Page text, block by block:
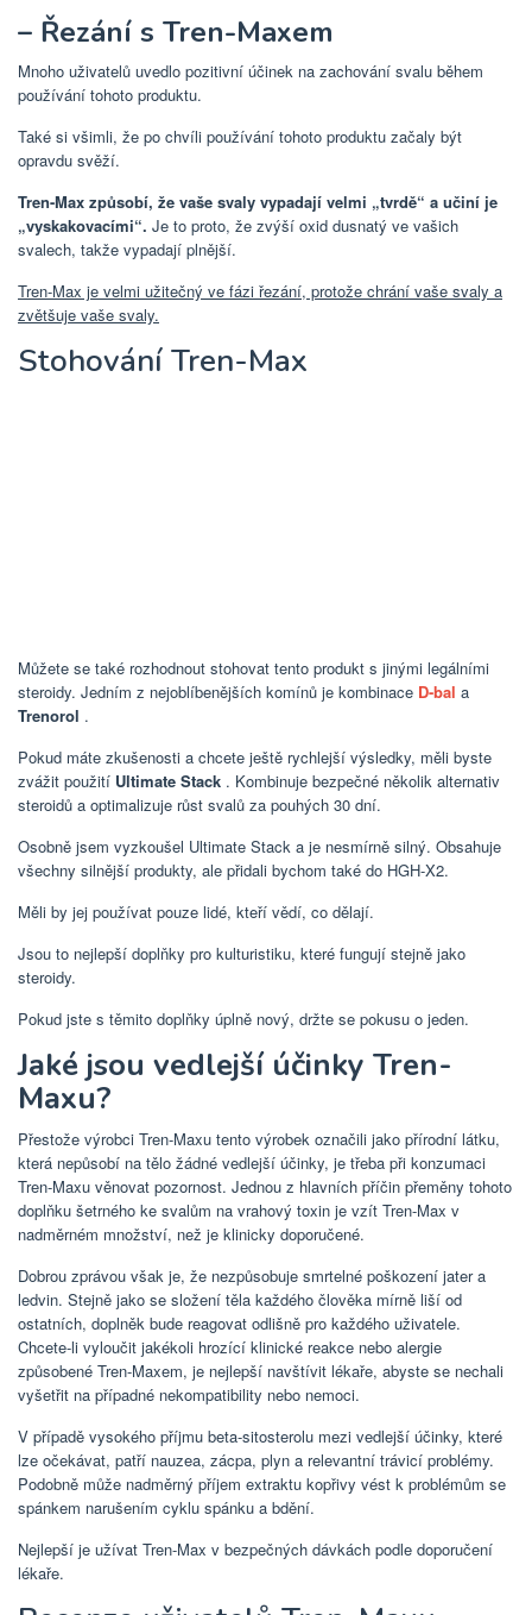
– Řezání s Tren-Maxem
Mnoho uživatelů uvedlo pozitivní účinek na zachování svalu během
používání tohoto produktu.
Také si všimli, že po chvíli používání tohoto produktu začaly být
opravdu svěží.
Tren-Max způsobí, že vaše svaly vypadají velmi „tvrdě“ a učiní je
„vyskakovacími“. Je to proto, že zvýší oxid dusnatý ve vašich
svalech, takže vypadají plnější.
Tren-Max je velmi užitečný ve fázi řezání, protože chrání vaše svaly a
zvětšuje vaše svaly.
Stohování Tren-Max
Můžete se také rozhodnout stohovat tento produkt s jinými legálními
steroidy. Jedním z nejoblíbenějších komínů je kombinace D-bal a
Trenorol .
Pokud máte zkušenosti a chcete ještě rychlejší výsledky, měli byste
zvážit použití Ultimate Stack . Kombinuje bezpečné několik alternativ
steroidů a optimalizuje růst svalů za pouhých 30 dní.
Osobně jsem vyzkoušel Ultimate Stack a je nesmírně silný. Obsahuje
všechny silnější produkty, ale přidali bychom také do HGH-X2.
Měli by jej používat pouze lidé, kteří vědí, co dělají.
Jsou to nejlepší doplňky pro kulturistiku, které fungují stejně jako
steroidy.
Pokud jste s těmito doplňky úplně nový, držte se pokusu o jeden.
Jaké jsou vedlejší účinky Tren-
Maxu?
Přestože výrobci Tren-Maxu tento výrobek označili jako přírodní látku,
která nepůsobí na tělo žádné vedlejší účinky, je třeba při konzumaci
Tren-Maxu věnovat pozornost. Jednou z hlavních příčin přeměny tohoto
doplňku šetrného ke svalům na vrahový toxin je vzít Tren-Max v
nadměrném množství, než je klinicky doporučené.
Dobrou zprávou však je, že nezpůsobuje smrtelné poškození jater a
ledvin. Stejně jako se složení těla každého člověka mírně liší od
ostatních, doplněk bude reagovat odlišně pro každého uživatele.
Chcete-li vyloučit jakékoli hrozící klinické reakce nebo alergie
způsobené Tren-Maxem, je nejlepší navštívit lékaře, abyste se nechali
vyšetřit na případné nekompatibility nebo nemoci.
V případě vysokého příjmu beta-sitosterolu mezi vedlejší účinky, které
lze očekávat, patří nauzea, zácpa, plyn a relevantní trávicí problémy.
Podobně může nadměrný příjem extraktu kopřivy vést k problémům se
spánkem narušením cyklu spánku a bdění.
Nejlepší je užívat Tren-Max v bezpečných dávkách podle doporučení
lékaře.